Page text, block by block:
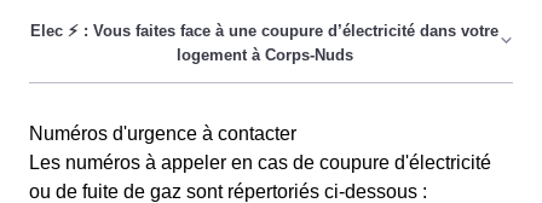
Nuds, voici les démarches à suivre :Étape 1 :
ouvrez toutes les fenêtres
maison le Cornusien pour garantir une bonne aération.
empêcher tout incident grave.Étape 3 :
des appareils électriques à Corps-Nuds. Après avoir
votre logement à Corps-Nuds ? La procédure pour
rétablir l'électricité variera en fonction de l'origine du
Numéros d'urgence à contacter
Les numéros à appeler en cas de coupure d'électricité
ou de fuite de gaz sont répertoriés ci-dessous :